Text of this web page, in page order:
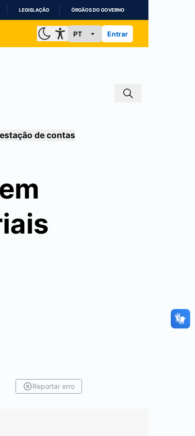
LEGISLAÇÃO ÓRGÃOS DO GOVERNO
Entrar
de contas
Reportar erro